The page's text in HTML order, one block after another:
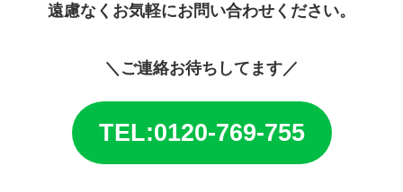
遠慮なくお気軽にお問い合わせください。
＼ご連絡お待ちしてます／
TEL:0120-769-755